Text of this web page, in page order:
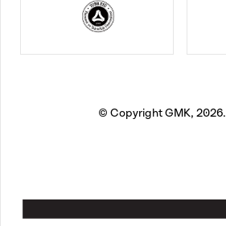
© Copyright GMK, 2026.